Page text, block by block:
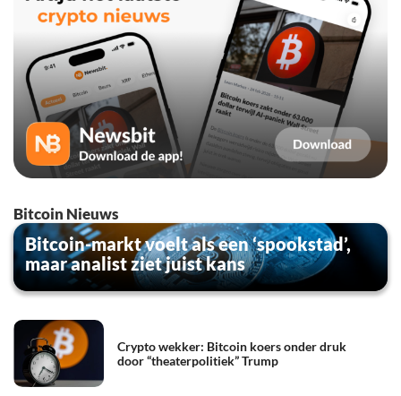
Bitcoin Nieuws
Bitcoin-markt voelt als een ‘spookstad’,
maar analist ziet juist kans
Crypto wekker: Bitcoin koers onder druk
door “theaterpolitiek” Trump